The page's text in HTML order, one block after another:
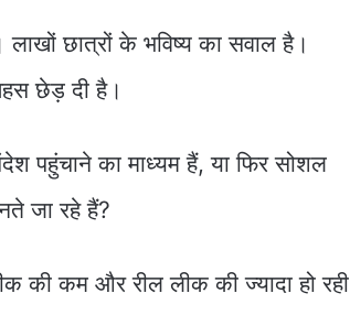
छात्रों के भविष्य का सवाल है।
छेड़ दी है।
पहुंचाने का माध्यम हैं, या फिर सोशल
जा रहे हैं?
की कम और रील लीक की ज्यादा हो रही